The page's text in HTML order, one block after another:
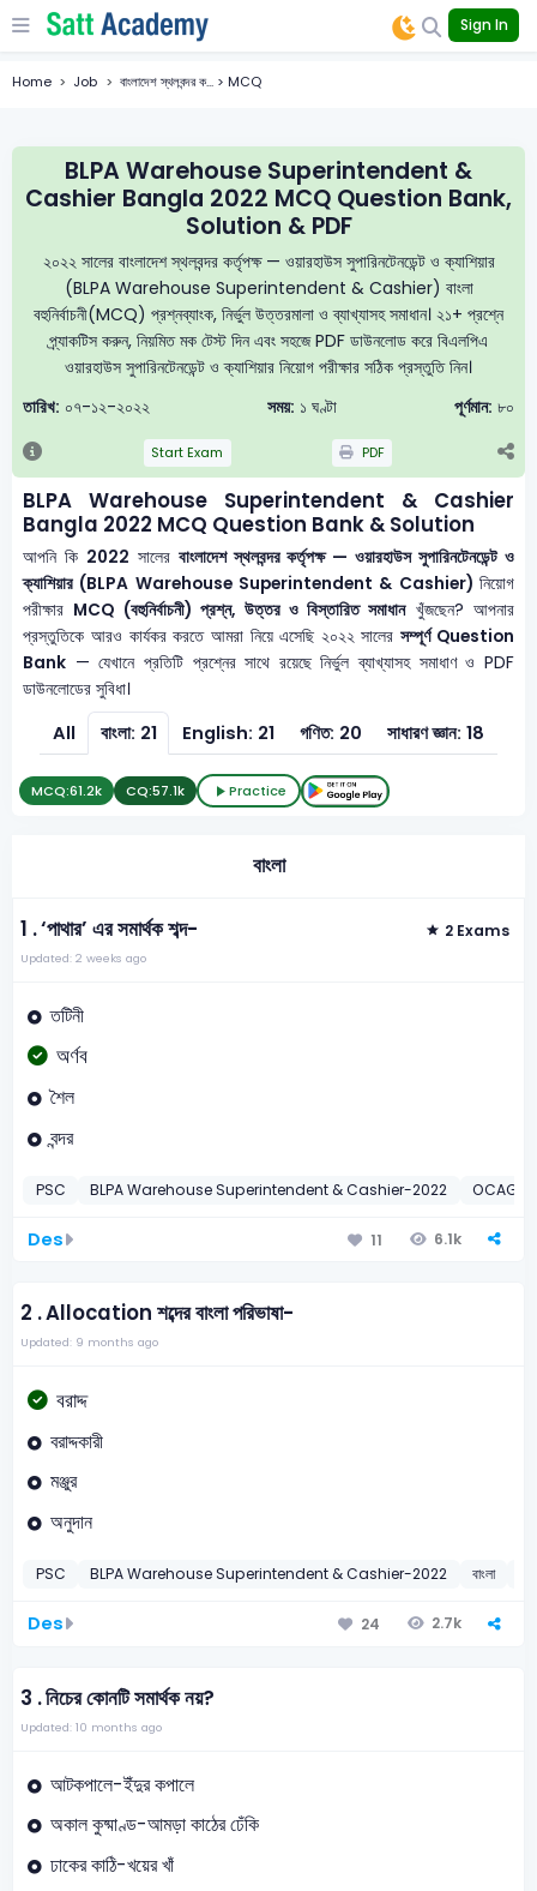
Sign In
Home Job বাংলাদেশ স্থলবন্দর ক... > MCQ
BLPA Warehouse Superintendent &
Cashier Bangla 2022 MCQ Question Bank,
Solution & PDF
২০২২ সালের বাংলাদেশ স্থলবন্দর কর্তৃপক্ষ — ওয়ারহাউস সুপারিনটেনডেন্ট ও ক্যাশিয়ার
(BLPA Warehouse Superintendent & Cashier) বাংলা
বহুনির্বাচনী(MCQ) প্রশ্নব্যাংক, নির্ভুল উত্তরমালা ও ব্যাখ্যাসহ সমাধান। ২১+ প্রশ্নে
প্র্যাকটিস করুন, নিয়মিত মক টেস্ট দিন এবং সহজে PDF ডাউনলোড করে বিএলপিএ
ওয়ারহাউস সুপারিনটেনডেন্ট ও ক্যাশিয়ার নিয়োগ পরীক্ষার সঠিক প্রস্তুতি নিন।
তারিখ: ০৭-১২-২০২২ সময়: ১ ঘণ্টা পূর্ণমান: ৮০
Start Exam PDF
BLPA Warehouse Superintendent & Cashier
Bangla 2022 MCQ Question Bank & Solution
আপনি কি 2022 সালের বাংলাদেশ স্থলবন্দর কর্তৃপক্ষ — ওয়ারহাউস সুপারিনটেনডেন্ট ও
ক্যাশিয়ার (BLPA Warehouse Superintendent & Cashier) নিয়োগ
পরীক্ষার MCQ (বহুনির্বাচনী) প্রশ্ন, উত্তর ও বিস্তারিত সমাধানখুঁজছেন? আপনার
প্রস্তুতিকে আরও কার্যকর করতে আমরা নিয়ে এসেছি ২০২২ সালেরসম্পূর্ণ Question
Bank — যেখানে প্রতিটি প্রশ্নের সাথে রয়েছে নির্ভুল ব্যাখ্যাসহ সমাধাণ ও PDF
ডাউনলোডের সুবিধা।
All বাংলা: 21 English: 21 গণিত: 20 সাধারণ জ্ঞান: 18
MCQ:61.2k CQ:57.1k Practice
বাংলা
1 .‘পাথার’ এর সমার্থক শব্দ- 2 Exams
Updated: 2 weeks ago
তটিনী
অর্ণব
শৈল
বন্দর
PSC BLPA Warehouse Superintendent & Cashier-2022 OCAG
Des 11 6.1k
2 .Allocation শব্দের বাংলা পরিভাষা-
Updated: 9 months ago
বরাদ্দ
বরাদ্দকারী
মঞ্জুর
অনুদান
PSC BLPA Warehouse Superintendent & Cashier-2022 বাংলা
Des 24 2.7k
3 .নিচের কোনটি সমার্থক নয়?
Updated: 10 months ago
আটকপালে-ইঁদুর কপালে
অকাল কুষ্মাণ্ড-আমড়া কাঠের ঢেঁকি
ঢাকের কাঠি-খয়ের খাঁ